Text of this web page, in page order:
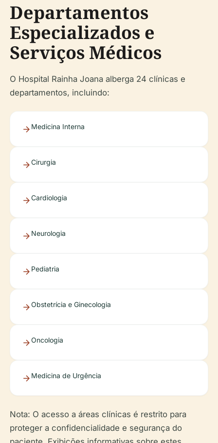
Departamentos
Especializados e
Serviços Médicos
O Hospital Rainha Joana alberga 24 clínicas e
departamentos, incluindo:
Medicina Interna
Cirurgia
Cardiologia
Neurologia
Pediatria
Obstetrícia e Ginecologia
Oncologia
Medicina de Urgência
Nota: O acesso a áreas clínicas é restrito para
proteger a confidencialidade e segurança do